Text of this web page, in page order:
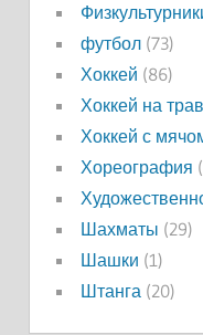
футбол(73)
Хоккей (86)
Хоккей на
Хоккей с
Хореография
Шахматы (29)
Шашки (1)
Штанга(20)